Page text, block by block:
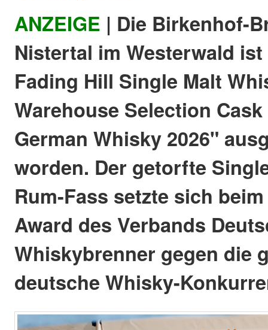
ANZEIGE | Die Birkenhof-
Nistertal im Westerwald
Fading Hill Single Malt
Warehouse Selection
German Whisky 2026"
worden. Der getorfte
Rum-Fass setzte sich
Award des Verbands
Whiskybrenner gegen die
deutsche Whisky-